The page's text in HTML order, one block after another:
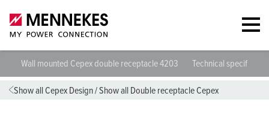
Wall mounted Cepex double receptacle 4203 Technical
Show all Cepex Design/Show all Double receptacle Cepex